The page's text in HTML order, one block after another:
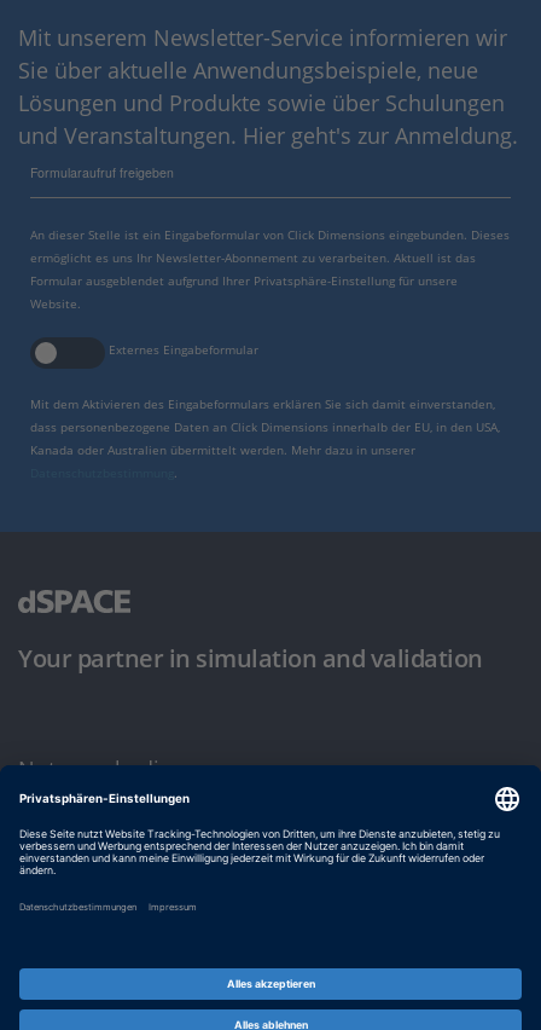
Mit unserem Newsletter-Service informieren wir
Sie über aktuelle Anwendungsbeispiele, neue
Lösungen und Produkte sowie über Schulungen
und Veranstaltungen. Hier geht's zur Anmeldung.
Formularaufruf freigeben
An dieser Stelle ist ein Eingabeformular von Click Dimensions eingebunden. Dieses
ermöglicht es uns Ihr Newsletter-Abonnement zu verarbeiten. Aktuell ist das
Formular ausgeblendet aufgrund Ihrer Privatsphäre-Einstellung für unsere
Website.
Externes Eingabeformular
Mit dem Aktivieren des Eingabeformulars erklären Sie sich damit einverstanden,
dass personenbezogene Daten an Click Dimensions innerhalb der EU, in den USA,
Kanada oder Australien übermittelt werden. Mehr dazu in unserer
Your partner in simulation and validation
Nutzungsbedingungen
Impressum & Allgemeine Geschäftsbedingungen